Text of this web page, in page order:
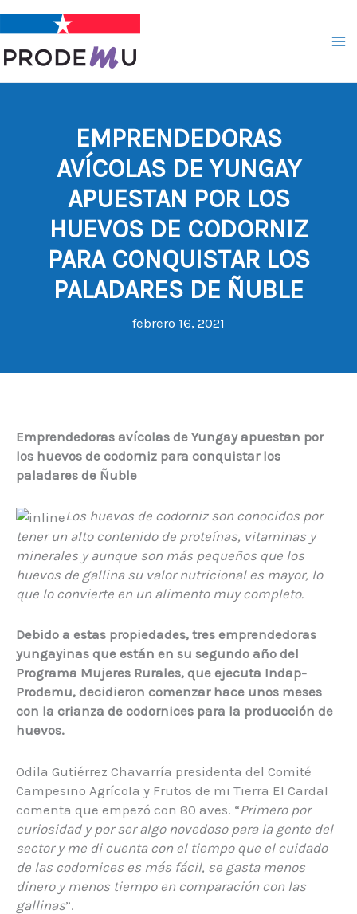
contenido
EMPRENDEDORAS
AVÍCOLAS DE YUNGAY
APUESTAN POR LOS
HUEVOS DE CODORNIZ
PARA CONQUISTAR LOS
PALADARES DE ÑUBLE
febrero 16, 2021
Emprendedoras avícolas de Yungay apuestan por
los huevos de codorniz para conquistar los
paladares de Ñuble
Los huevos de codorniz son conocidos por
tener un alto contenido de proteínas, vitaminas y
minerales y aunque son más pequeños que los
huevos de gallina su valor nutricional es mayor, lo
que lo convierte en un alimento muy completo.
Debido a estas propiedades, tres emprendedoras
yungayinas que están en su segundo año del
Programa Mujeres Rurales, que ejecuta Indap-
Prodemu, decidieron comenzar hace unos meses
con la crianza de codornices para la producción de
huevos.
Odila Gutiérrez Chavarría presidenta del Comité
Campesino Agrícola y Frutos de mi Tierra El Cardal
comenta que empezó con 80 aves. “Primero por
curiosidad y por ser algo novedoso para la gente del
sector y me di cuenta con el tiempo que el cuidado
de las codornices es más fácil, se gasta menos
dinero y menos tiempo en comparación con las
gallinas”.